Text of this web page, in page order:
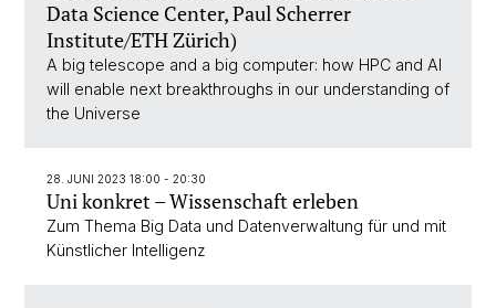
Data Science Center, Paul Scherrer
Institute/ETH Zürich)
A big telescope and a big computer: how HPC and AI
will enable next breakthroughs in our understanding of
the Universe
28. JUNI 2023 18:00 - 20:30
Uni konkret – Wissenschaft erleben
Zum Thema Big Data und Datenverwaltung für und mit
Künstlicher Intelligenz